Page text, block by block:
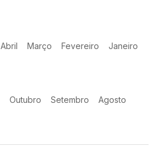
Abril Março Fevereiro Janeiro
Outubro Setembro
Agosto